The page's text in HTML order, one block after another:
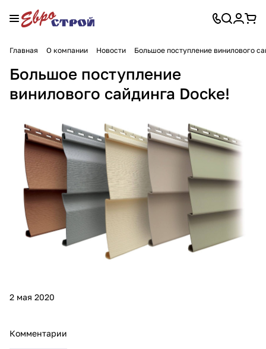
Главная О компании Новости Большое поступление винилового
Большое поступление
винилового сайдинга Docke!
2 мая 2020
Комментарии